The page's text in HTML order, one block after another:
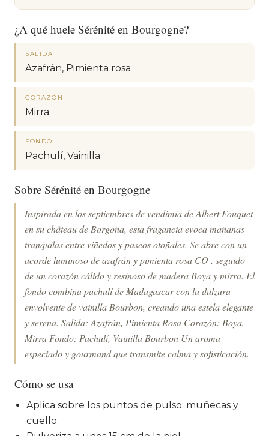
¿A qué huele Sérénité en Bourgogne?
SALIDA
Azafrán, Pimienta rosa
CORAZÓN
Mirra
FONDO
Pachulí, Vainilla
Sobre Sérénité en Bourgogne
Inspirada en los septiembres de vendimia de Albert Fouquet
en su château de Borgoña, esta fragancia evoca mañanas
tranquilas entre viñedos y paseos otoñales. Se abre con un
acorde luminoso de azafrán y pimienta rosa CO , seguido
de un corazón cálido y resinoso de madera Boya y mirra. El
fondo combina pachulí de Madagascar con la dulzura
envolvente de vainilla Bourbon, creando una estela elegante
y serena. Salida: Azafrán, Pimienta Rosa Corazón: Boya,
Mirra Fondo: Pachulí, Vainilla Bourbon Un aroma
especiado y gourmand que transmite calma y sofisticación.
Cómo se usa
Aplica sobre los puntos de pulso: muñecas y
cuello.